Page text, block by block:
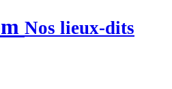
Nos lieux-dits